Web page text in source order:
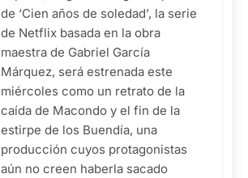
de ‘Cien años de soledad’, la serie
de Netflix basada en la obra
maestra de Gabriel García
Márquez, será estrenada este
miércoles como un retrato de la
caída de Macondo y el fin de la
estirpe de los Buendía, una
producción cuyos protagonistas
aún no creen haberla sacado